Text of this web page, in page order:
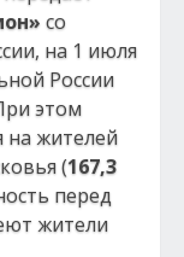
со
на 1 июля
России
этом
на жителей
(167,3
перед
жители